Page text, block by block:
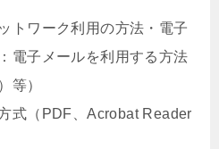
ワーク利用の方法・電子
電子メールを利用する方法
等）
（PDF、Acrobat Reader